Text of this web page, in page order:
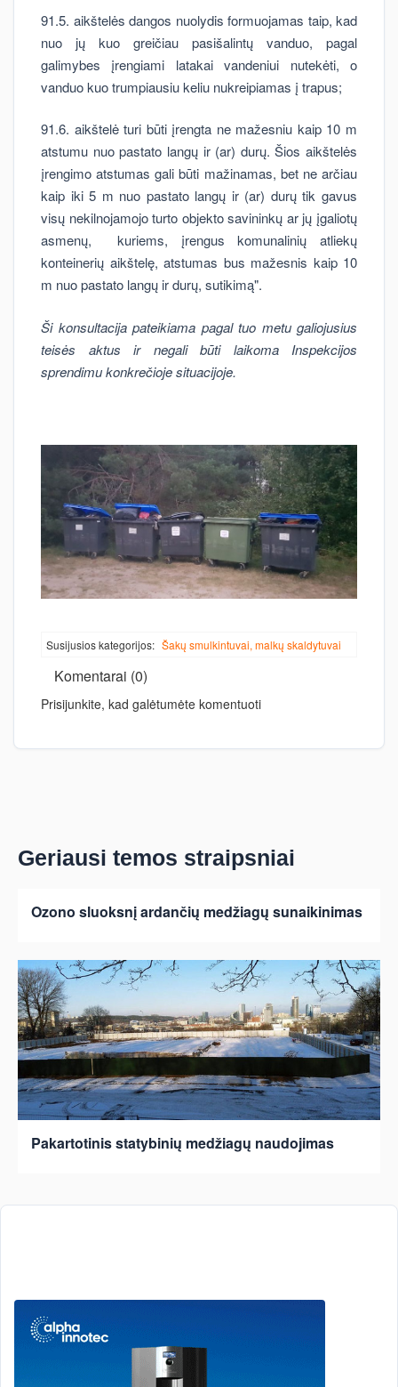
91.5. aikštelės dangos nuolydis formuojamas taip, kad
nuo jų kuo greičiau pasišalintų vanduo, pagal
galimybes įrengiami latakai vandeniui nutekėti, o
vanduo kuo trumpiausiu keliu nukreipiamas į trapus;
91.6. aikštelė turi būti įrengta ne mažesniu kaip 10 m
atstumu nuo pastato langų ir (ar) durų. Šios aikštelės
įrengimo atstumas gali būti mažinamas, bet ne arčiau
kaip iki 5 m nuo pastato langų ir (ar) durų tik gavus
visų nekilnojamojo turto objekto savininkų ar jų įgaliotų
asmenų, kuriems, įrengus komunalinių atliekų
konteinerių aikštelę, atstumas bus mažesnis kaip 10
m nuo pastato langų ir durų, sutikimą".
Ši konsultacija pateikiama pagal tuo metu galiojusius
teisės aktus ir negali būti laikoma Inspekcijos
sprendimu konkrečioje situacijoje.
Susijusios kategorijos: Šakų smulkintuvai, malkų skaldytuvai
Komentarai (0)
Prisijunkite, kad galėtumėte komentuoti
Geriausi temos straipsniai
Ozono sluoksnį ardančių medžiagų sunaikinimas
Pakartotinis statybinių medžiagų naudojimas